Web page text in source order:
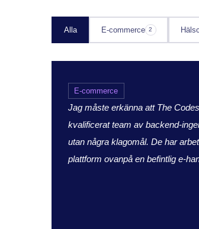
Alla E-commerce 2
E-commerce
Jag måste erkänna att The
kvalificerat team av backend-
utan några klagomål. De har
plattform ovanpå en befintlig e-